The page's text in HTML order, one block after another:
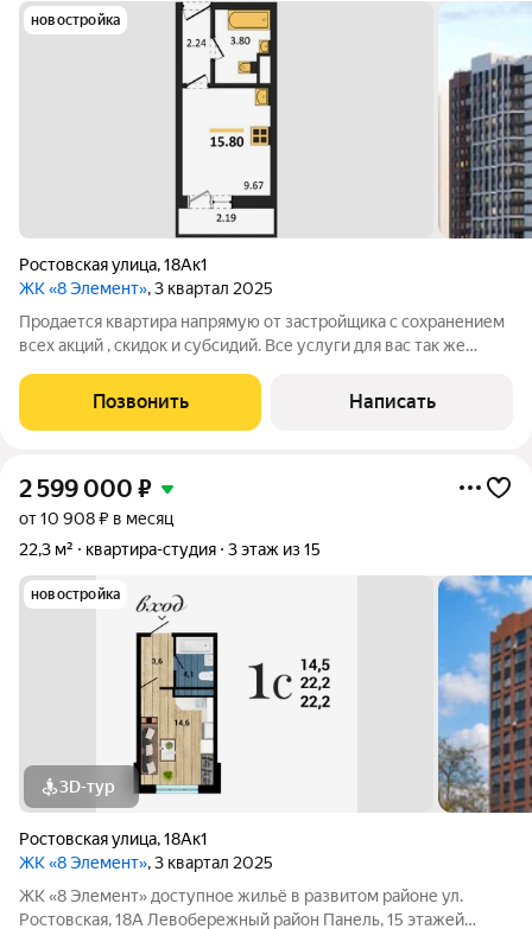
новостройка
Ростовская улица,18Ак1
ЖК «8 Элемент», 3 квартал 2025
Продается квартира напрямую от застройщика с сохранением
всех акций , скидок и субсидий. Все услуги для вас так же
ТЕЛЕВИЗОР на кухню. Жилой комплекс возводится в
Левобережном районе г. Воронежа
Позвонить Написать
2 599 000 ₽
от 10 908 ₽ в месяц
22,3 м²
квартира-студия 3 этаж из 15
новостройка
3D-тур
Ростовская улица,18Ак1
ЖК «8 Элемент», 3 квартал 2025
ЖК «8 Элемент» доступное жильё в развитом районе ул.
Ростовская, 18А Левобережный район Панель, 15 этажей